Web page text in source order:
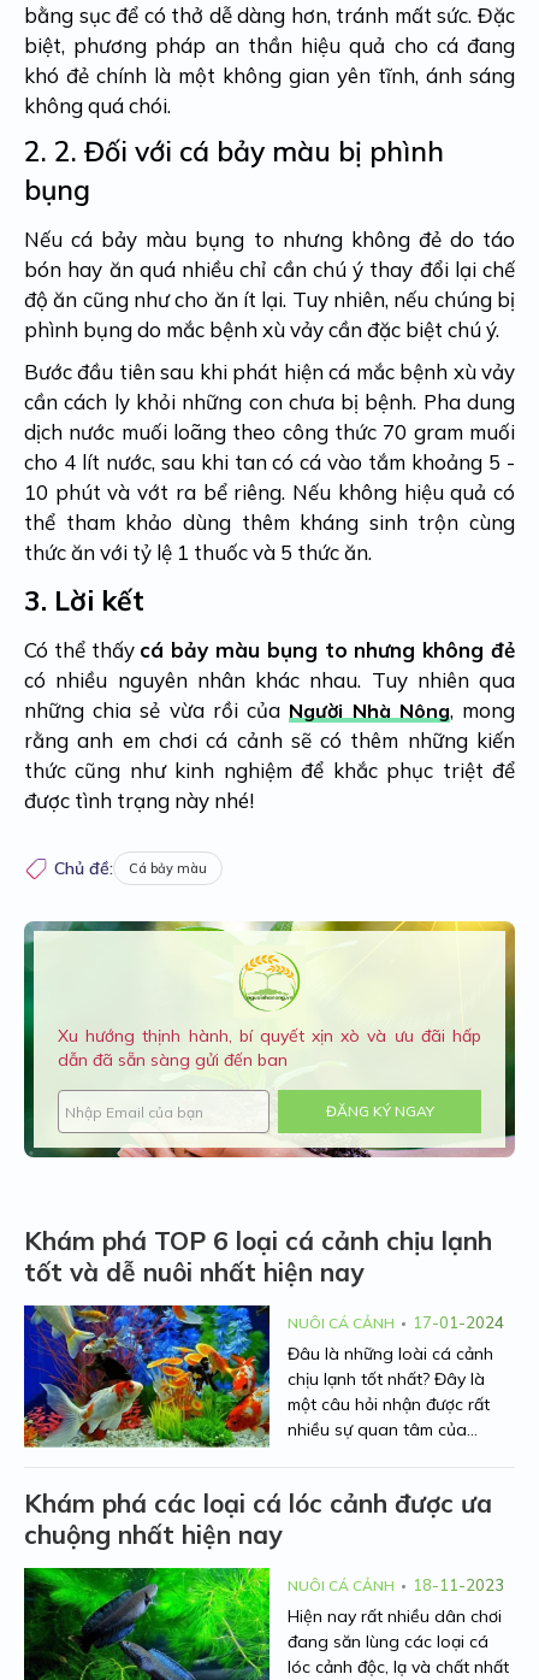
bằng sục để có thở dễ dàng hơn, tránh mất sức. Đặc
biệt, phương pháp an thần hiệu quả cho cá đang
khó đẻ chính là một không gian yên tĩnh, ánh sáng
không quá chói.
2. 2. Đối với cá bảy màu bị phình
bụng
Nếucá bảy màu bụng to nhưng không đẻ do táo
bón hay ăn quá nhiều chỉ cần chú ý thay đổi lại chế
độ ăn cũng như cho ăn ít lại. Tuy nhiên, nếu chúng bị
phình bụng do mắc bệnh xù vảy cần đặc biệt chú ý.
Bước đầu tiên sau khi phát hiện cá mắc bệnh xù vảy
cần cách ly khỏi những con chưa bị bệnh. Pha dung
dịch nước muối loãng theo công thức 70 gram muối
cho 4 lít nước, sau khi tan có cá vào tắm khoảng 5 -
10 phút và vớt ra bể riêng. Nếu không hiệu quả có
thể tham khảo dùng thêm kháng sinh trộn cùng
thức ăn với tỷ lệ 1 thuốc và 5 thức ăn.
3. Lời kết
Có thể thấy cá bảy màu bụng to nhưng không đẻ
có nhiều nguyên nhân khác nhau. Tuy nhiên qua
những chia sẻ vừa rồi của Người Nhà Nông, mong
rằng anh em chơi cá cảnh sẽ có thêm những kiến
thức cũng như kinh nghiệm để khắc phục triệt để
được tình trạng này nhé!
Chủ đề: Cá bảy màu
Xu hướng thịnh hành, bí quyết xịn xò và ưu đãi hấp
dẫn đã sẵn sàng gửi đến ban
ĐĂNG KÝ NGAY
Khám phá TOP 6 loại cá cảnh chịu lạnh
tốt và dễ nuôi nhất hiện nay
NUÔI CÁ CẢNH 17-01-2024
Đâu là những loài cá cảnh
chịu lạnh tốt nhất? Đây là
một câu hỏi nhận được rất
nhiều sự quan tâm của
Nông điểm danh 6 loại cá
hút ở bài viết dưới đây nhé.
Khám phá các loại cá lóc cảnh được ưa
chuộng nhất hiện nay
NUÔI CÁ CẢNH 18-11-2023
Hiện nay rất nhiều dân chơi
đang săn lùng các loại cá
lóc cảnh độc, lạ và chất nhất